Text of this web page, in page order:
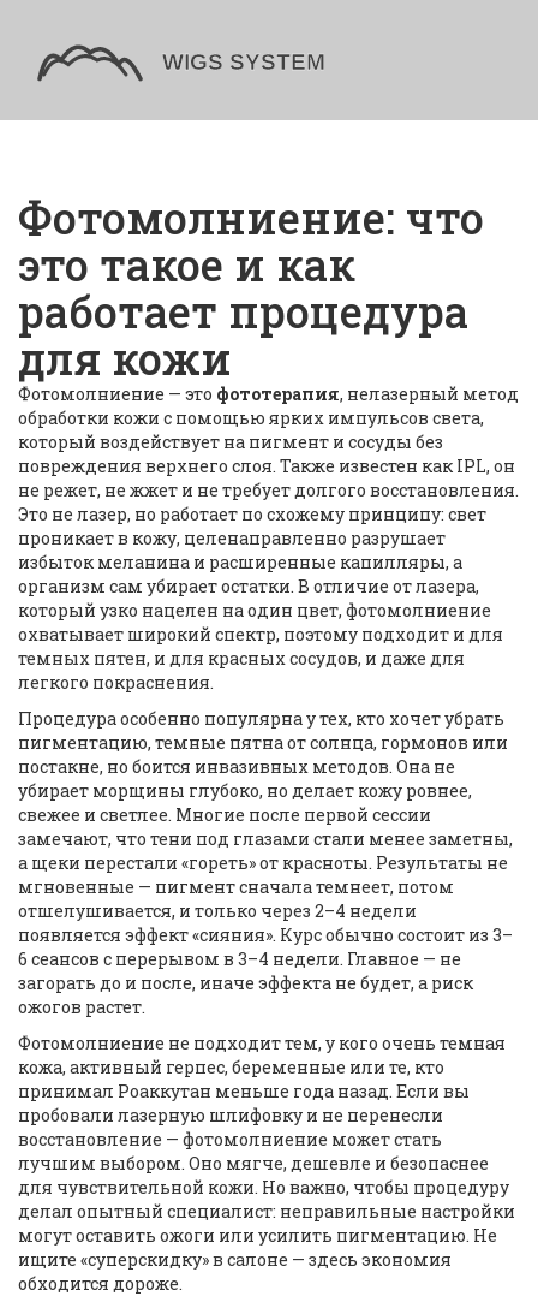
Фотомолниение: что
это такое и как
работает процедура
для кожи
Фотомолниение — это фототерапия, нелазерный метод
обработки кожи с помощью ярких импульсов света,
который воздействует на пигмент и сосуды без
повреждения верхнего слоя. Также известен как IPL, он
не режет, не жжет и не требует долгого восстановления.
Это не лазер, но работает по схожему принципу: свет
проникает в кожу, целенаправленно разрушает
избыток меланина и расширенные капилляры, а
организм сам убирает остатки. В отличие от лазера,
который узко нацелен на один цвет, фотомолниение
охватывает широкий спектр, поэтому подходит и для
темных пятен, и для красных сосудов, и даже для
легкого покраснения.
Процедура особенно популярна у тех, кто хочет убрать
пигментацию, темные пятна от солнца, гормонов или
постакне, но боится инвазивных методов. Она не
убирает морщины глубоко, но делает кожу ровнее,
свежее и светлее. Многие после первой сессии
замечают, что тени под глазами стали менее заметны,
а щеки перестали «гореть» от красноты. Результаты не
мгновенные — пигмент сначала темнеет, потом
отшелушивается, и только через 2–4 недели
появляется эффект «сияния». Курс обычно состоит из 3–
6 сеансов с перерывом в 3–4 недели. Главное — не
загорать до и после, иначе эффекта не будет, а риск
ожогов растет.
Фотомолниение не подходит тем, у кого очень темная
кожа, активный герпес, беременные или те, кто
принимал Роаккутан меньше года назад. Если вы
пробовали лазерную шлифовку и не перенесли
восстановление — фотомолниение может стать
лучшим выбором. Оно мягче, дешевле и безопаснее
для чувствительной кожи. Но важно, чтобы процедуру
делал опытный специалист: неправильные настройки
могут оставить ожоги или усилить пигментацию. Не
ищите «суперскидку» в салоне — здесь экономия
обходится дороже.